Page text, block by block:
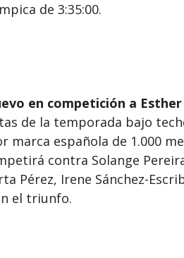
de 3:35:00.
en competición a
de la temporada bajo
marca española de 1.000
contra Solange
Pérez, Irene Sánchez-
el triunfo.